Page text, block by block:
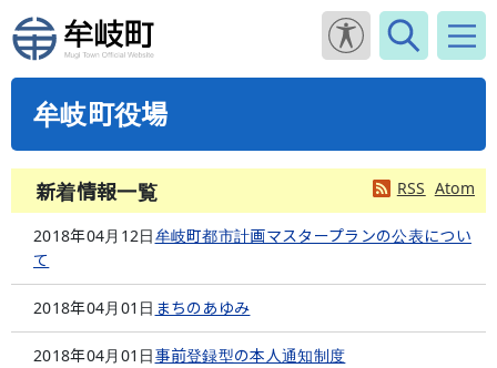
牟岐町役場
RSS Atom
新着情報一覧
2018年04月12日牟岐町都市計画マスタープランの公表につい
て
2018年04月01日 まちのあゆみ
2018年04月01日事前登録型の本人通知制度